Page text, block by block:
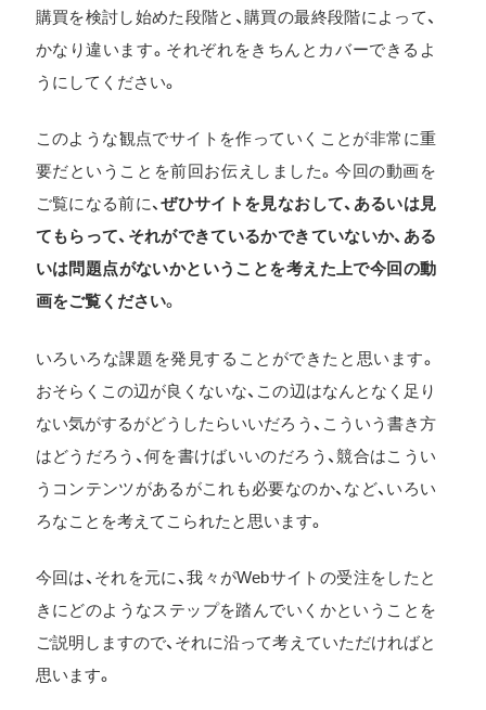
購買を検討し始めた段階と、購買の最終段階によって、
かなり違います。それぞれをきちんとカバーできるよ
うにしてください。
このような観点でサイトを作っていくことが非常に重
要だということを前回お伝えしました。今回の動画を
ご覧になる前に、ぜひサイトを見なおして、あるいは見
てもらって、それができているかできていないか、ある
いは問題点がないかということを考えた上で今回の動
画をご覧ください。
いろいろな課題を発見することができたと思います。
おそらくこの辺が良くないな、この辺はなんとなく足り
ない気がするがどうしたらいいだろう、こういう書き方
はどうだろう、何を書けばいいのだろう、競合はこうい
うコンテンツがあるがこれも必要なのか、など、いろい
ろなことを考えてこられたと思います。
今回は、それを元に、我々がWebサイトの受注をしたと
きにどのようなステップを踏んでいくかということを
ご説明しますので、それに沿って考えていただければと
思います。